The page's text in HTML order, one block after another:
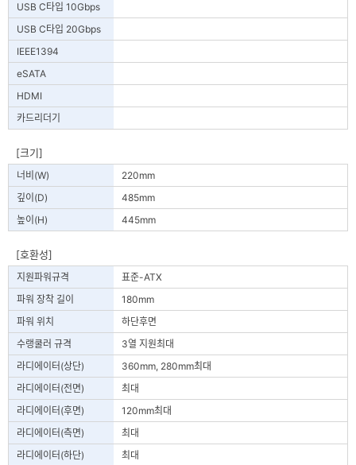
USB C타입 10Gbps
USB C타입 20Gbps
IEEE1394
eSATA
HDMI
카드리더기
[크기]
너비(W)
220mm
깊이(D)
485mm
높이(H)
445mm
[호환성]
지원파워규격
표준-ATX
파워 장착 길이
180mm
파워 위치
하단후면
수랭쿨러 규격
3열 지원최대
라디에이터(상단)
360mm, 280mm최대
라디에이터(전면)
최대
라디에이터(후면)
120mm최대
라디에이터(측면)
최대
라디에이터(하단)
최대